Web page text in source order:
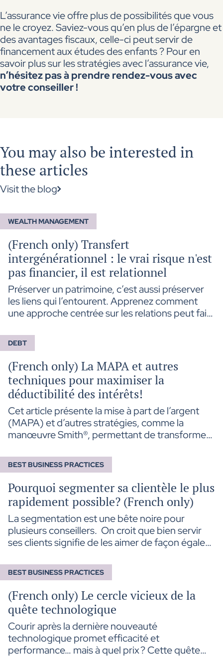
L’assurance vie offre plus de possibilités que vous
ne le croyez. Saviez-vous qu’en plus de l’épargne et
des avantages fiscaux, celle-ci peut servir de
financement aux études des enfants ? Pour en
savoir plus sur les stratégies avec l’assurance vie,
n’hésitez pas à prendre rendez-vous avec
votre conseiller !
You may also be interested in
these articles
Visit the blog
WEALTH MANAGEMENT
(French only) Transfert
intergénérationnel : le vrai risque n'est
pas financier, il est relationnel
Préserver un patrimoine, c’est aussi préserver
les liens qui l’entourent. Apprenez comment
une approche centrée sur les relations peut faire
intergénérationnel.
DEBT
(French only) La MAPA et autres
techniques pour maximiser la
déductibilité des intérêts!
Cet article présente la mise à part de l’argent
(MAPA) et d’autres stratégies, comme la
manœuvre Smith®, permettant de transformer
dettes dont les intérêts sont déductibles. Il en
expose les principes, les conditions
d’application ainsi que les principaux enjeux
fiscaux, financiers et juridiques à considérer.
BEST BUSINESS PRACTICES
Pourquoi segmenter sa clientèle le plus
rapidement possible? (French only)
La segmentation est une bête noire pour
plusieurs conseillers. On croit que bien servir
ses clients signifie de les aimer de façon égale
En fait, cette approche est très émotionnelle et
nous rend moins efficace et surtout, moins
présent là où on devrait l’être davantage.
BEST BUSINESS PRACTICES
(French only) Le cercle vicieux de la
quête technologique
Courir après la dernière nouveauté
technologique promet efficacité et
performance… mais à quel prix ? Cette quête